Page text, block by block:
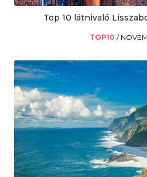
Top 10 látnivaló
TOP10 /